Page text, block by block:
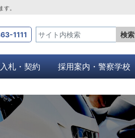
1111 検索
。
入札・契約 採用案内・警察学校